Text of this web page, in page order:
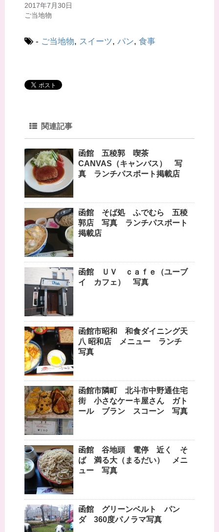
ま
す
)
い
ウ
で
開
2017年7月30日
ご当地物
- ご当地物, スイーツ, パン, 食事
関連記事
函館 五稜郭 喫茶
CANVAS（キャンバス） 写
真 ランチパスポート掲載店
函館 そば処 ふでむら 五稜
郭店 写真 ランチパスポート
掲載店
函館 ＵＶ ｃａｆｅ（ユーブ
イ カフェ） 写真
函館市昭和 和食ダイニング天
八 昭和店 メニュー ランチ
写真
函館市隣町 北斗市中野通住宅
街 小さなケーキ屋さん ガト
ール ブラン スコーン 写真
函館 谷地頭 電停 近く そ
ば 満る大（まるだい） メニ
ュー 写真
函館 グリーンベルト パン
ダ 360度パノラマ写真